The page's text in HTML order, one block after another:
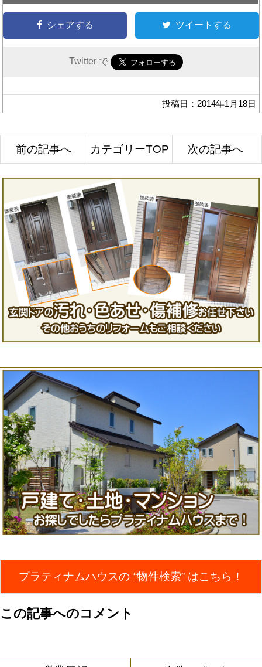
シェアする ツイートする
Twitter で
投稿日：2014年1月18日
前の記事へ カテゴリーTOP 次の記事へ
プラティナムハウスの “物件検索” はこちら！
この記事へのコメント